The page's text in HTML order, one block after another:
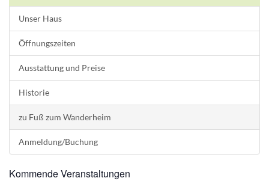
Unser Haus
Öffnungszeiten
Ausstattung und Preise
Historie
zu Fuß zum Wanderheim
Anmeldung/Buchung
Kommende Veranstaltungen